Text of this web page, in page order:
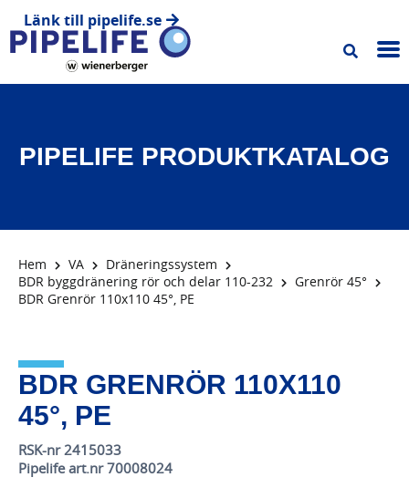
Länk till pipelife.se
PIPELIFE PRODUKTKATALOG
Hem VA
Dräneringssystem
BDR byggdränering rör och delar 110-232
Grenrör 45°
BDR Grenrör 110x110 45°, PE
BDR GRENRÖR 110X110
45°, PE
RSK-nr 2415033
Pipelife art.nr 70008024